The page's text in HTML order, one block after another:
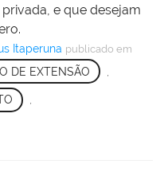
e que desejam
Itaperuna publicado em
DE EXTENSÃO
,